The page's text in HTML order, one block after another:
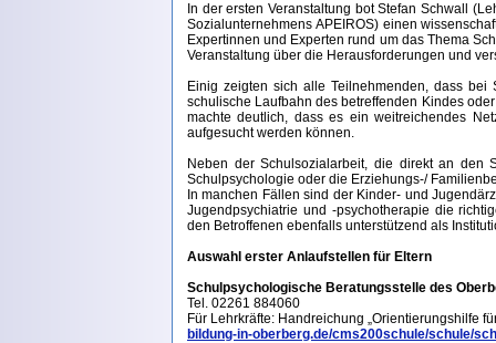
In der ersten Veranstaltung bot Stefan Schwall
Sozialunternehmens APEIROS) einen
Expertinnen und Experten rund um das Thema
Veranstaltung über die Herausforderungen und
Einig zeigten sich alle Teilnehmenden, dass
schulische Laufbahn des betreffenden Kindes
machte deutlich, dass es ein weitreichendes
aufgesucht werden können.
Neben der Schulsozialarbeit, die direkt an den
Schulpsychologie oder die Erziehungs-/
In manchen Fällen sind der Kinder- und
Jugendpsychiatrie und -psychotherapie die
den Betroffenen ebenfalls unterstützend als
Auswahl erster Anlaufstellen für Eltern
Schulpsychologische Beratungsstelle des
Tel. 02261 884060
Für Lehrkräfte: Handreichung „Orientierungshilfe
bildung-in-oberberg.de/cms200schule/schule/